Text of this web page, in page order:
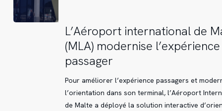
L’Aéroport
international
de
Malte
(MLA)
modernise
l’expérience
L’Aéroport international de
(MLA) modernise l’expérience
passager
Pour améliorer l’expérience passagers et
l’orientation dans son terminal, l’Aéroport
de Malte a déployé la solution interactive